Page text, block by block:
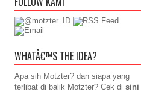
WHATÂ€™S THE IDEA?
Apa sih Motzter? dan siapa yang
terlibat di balik Motzter? Cek di sini